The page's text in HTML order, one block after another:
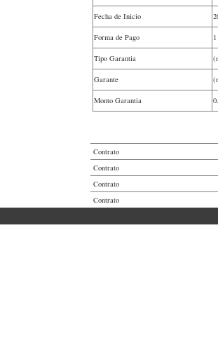
Fecha de Inicio
Forma de Pago
Tipo Garantia
Garante
Monto Garantia
Contrato
Contrato
Contrato
Contrato